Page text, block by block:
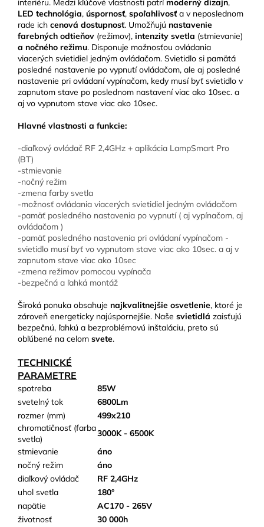
interiéru. Medzi kľúčové vlastnosti patrímoderný dizajn,
LED technológia, úspornosť, spoľahlivosť a v neposlednom
rade ich cenová dostupnosť. Umožňujú nastavenie
farebných odtieňov (režimov), intenzity svetla (stmievanie)
a nočného režimu. Disponuje možnosťou ovládania
viacerých svietidiel jedným ovládačom. Svietidlo si pamätá
posledné nastavenie po vypnutí ovládačom, ale aj posledné
nastavenie pri ovládaní vypínačom, kedy musí byť svietidlo v
zapnutom stave po poslednom nastavení viac ako 10sec. a
aj vo vypnutom stave viac ako 10sec.
Hlavné vlastnosti a funkcie:
-diaľkový ovládač RF 2,4GHz + aplikácia LampSmart Pro
(BT)
-stmievanie
-nočný režim
-zmena farby svetla
-možnosť ovládania viacerých svietidiel jedným ovládačom
-pamäť posledného nastavenia po vypnutí ( aj vypínačom, aj
ovládačom )
-pamäť posledného nastavenia pri ovládaní vypínačom -
svietidlo musí byť vo vypnutom stave viac ako 10sec. a aj v
zapnutom stave viac ako 10sec
-zmena režimov pomocou vypínača
-bezpečná a ľahká montáž
Široká ponuka obsahuje najkvalitnejšie osvetlenie, ktoré je
zároveň energeticky najúspornejšie. Naše svietidlá zaisťujú
bezpečnú, ľahkú a bezproblémovú inštaláciu, preto sú
obľúbené na celom svete.
TECHNICKÉ
PARAMETRE
spotreba
85W
svetelný tok
6800Lm
rozmer (mm)
499x210
chromatičnosť (farba
svetla)
3000K - 6500K
stmievanie
áno
nočný režim
áno
diaľkový ovládač
RF 2,4GHz
uhol svetla
180°
napätie
AC170 - 265V
životnosť
30 000h